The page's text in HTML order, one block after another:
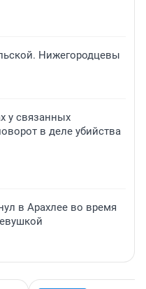
Нижегородцевы
у связанных
в деле убийства
в Арахлее во время